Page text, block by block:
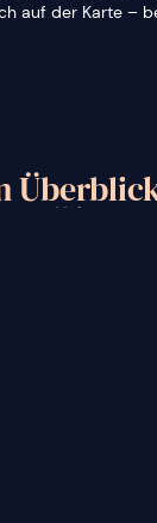
auf der Karte –